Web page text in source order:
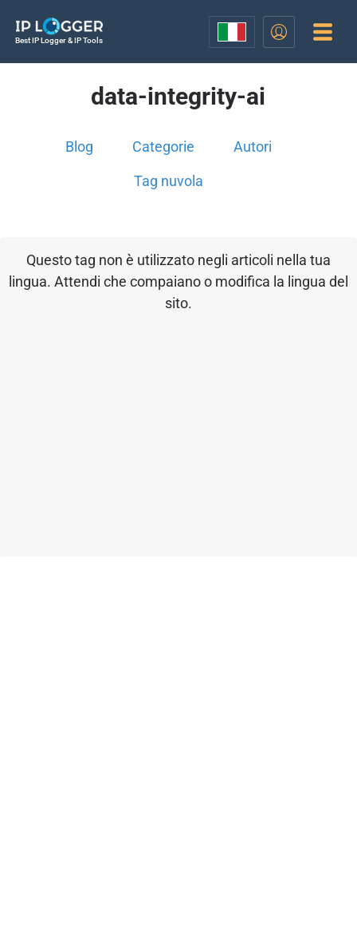
Best IP Logger & IP Tools
data-integrity-ai
Blog Categorie Autori
Tag nuvola